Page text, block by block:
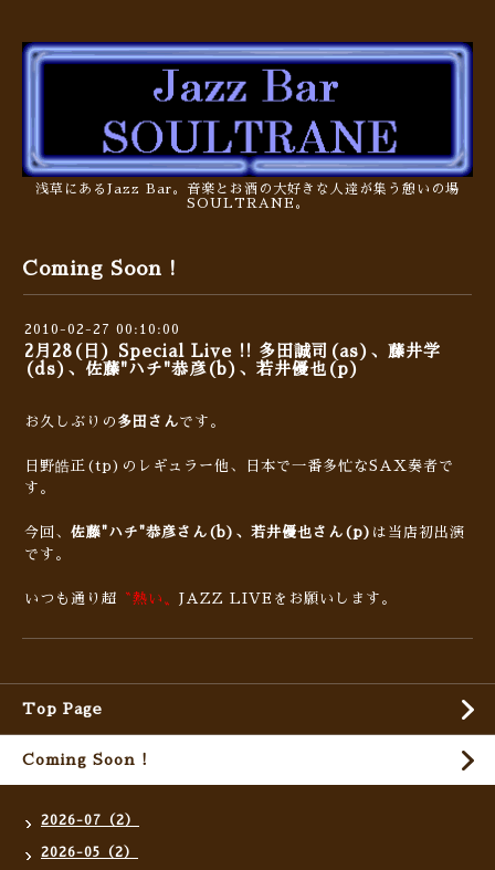
浅草にあるJazz Bar。音楽とお酒の大好きな人達が集う憩いの場
SOULTRANE。
Coming Soon !
2010-02-27 00:10:00
2月28(日) Special Live !! 多田誠司(as)、藤井学
(ds)、佐藤"ハチ"恭彦(b)、若井優也(p)
お久しぶりの 多田さんです。
日野皓正(tp)のレギュラー他、日本で一番多忙なSAX奏者で
す。
今回、 佐藤"ハチ"恭彦さん(b)、若井優也さん(p) は当店初出演
です。
いつも通り超 〝熱い〟 JAZZ LIVEをお願いします。
Top Page
Coming Soon !
2026-07（2）
2026-05（2）